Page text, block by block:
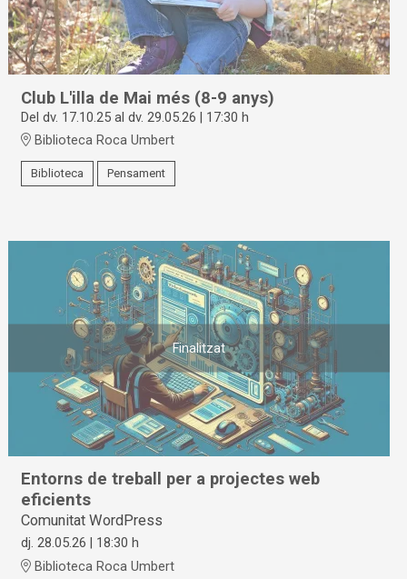
Club L'illa de Mai més (8-9 anys)
Del dv. 17.10.25 al dv. 29.05.26 | 17:30 h
Biblioteca Roca Umbert
Biblioteca Pensament
Finalitzat
Entorns de treball per a projectes web
eficients
Comunitat WordPress
dj. 28.05.26
18:30 h
Biblioteca Roca Umbert